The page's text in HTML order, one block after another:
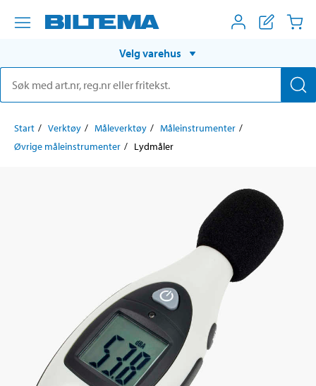
Velg varehus
Start Verktøy Måleverktøy
Måleinstrumenter
Øvrige måleinstrumenter
Lydmåler